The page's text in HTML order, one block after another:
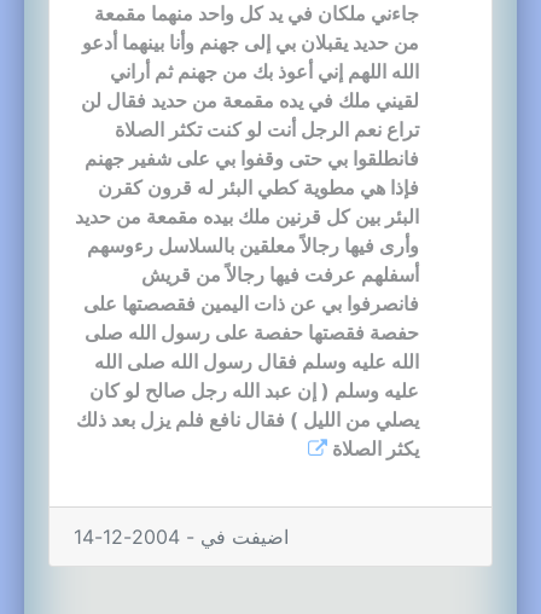
جاءني ملكان في يد كل واحد منهما مقمعة
من حديد يقبلان بي إلى جهنم وأنا بينهما أدعو
الله اللهم إني أعوذ بك من جهنم ثم أراني
لقيني ملك في يده مقمعة من حديد فقال لن
تراع نعم الرجل أنت لو كنت تكثر الصلاة
فانطلقوا بي حتى وقفوا بي على شفير جهنم
فإذا هي مطوية كطي البئر له قرون كقرن
البئر بين كل قرنين ملك بيده مقمعة من حديد
وأرى فيها رجالاً معلقين بالسلاسل رءوسهم
أسفلهم عرفت فيها رجالاً من قريش
فانصرفوا بي عن ذات اليمين فقصصتها على
حفصة فقصتها حفصة على رسول الله صلى
الله عليه وسلم فقال رسول الله صلى الله
عليه وسلم ( إن عبد الله رجل صالح لو كان
يصلي من الليل ) فقال نافع فلم يزل بعد ذلك
يكثر الصلاة
اضيفت في - 2004-12-14